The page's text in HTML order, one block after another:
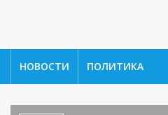
НОВОСТИ ПОЛИТИКА